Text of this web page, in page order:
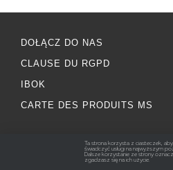
DOŁĄCZ DO NAS
CLAUSE DU RGPD
IBOK
CARTE DES PRODUITS MS
Ta strona korzysta z ciasteczek, aby
świadczyć usługi na najwyższym
Dalsze korzystanie ze strony
zgadzasz się na ich użycie.